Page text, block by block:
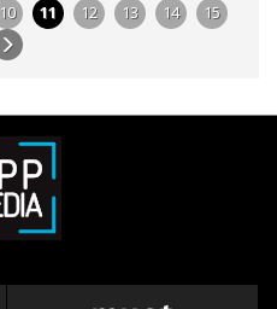
10 11 12 13 14 15